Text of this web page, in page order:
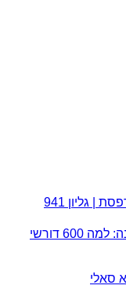
גליון 941
המספרים המפתיעים של קריית שמונה: למה 600 דורשי
סאלי